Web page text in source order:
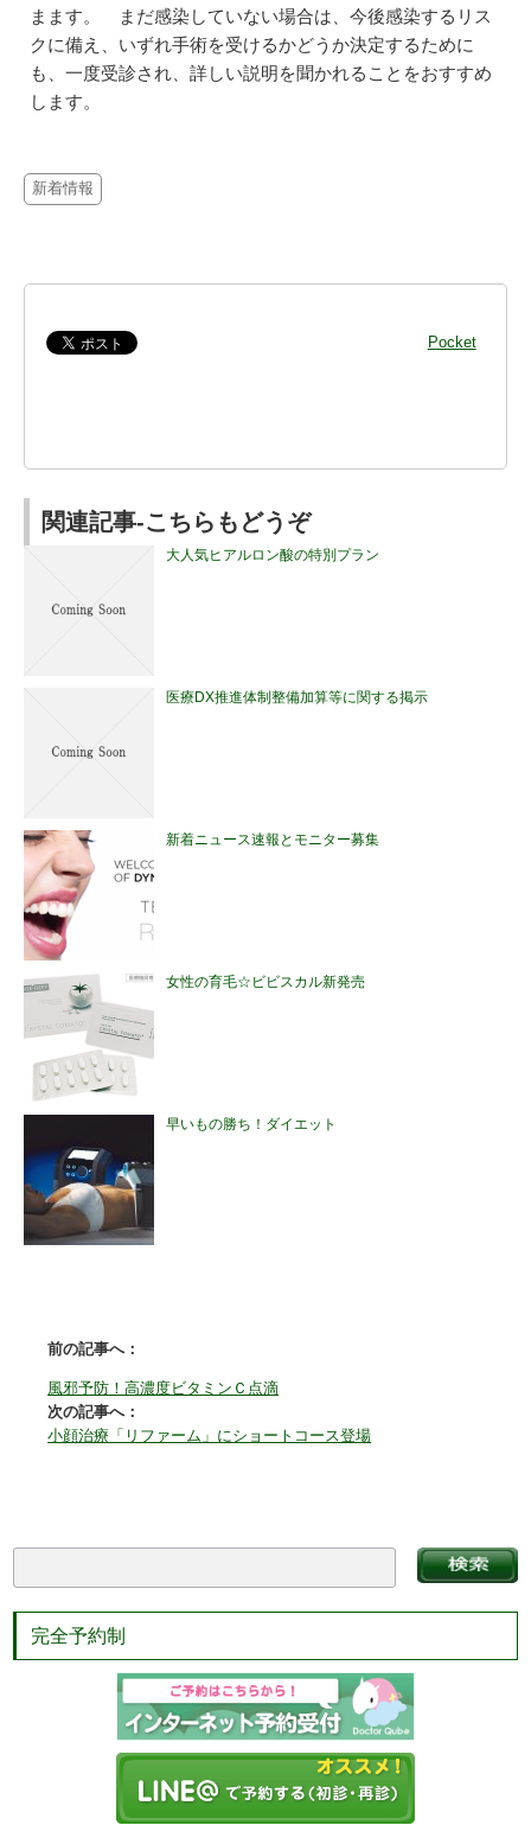
まます。 まだ感染していない場合は、今後感染するリス
クに備え、いずれ手術を受けるかどうか決定するために
も、一度受診され、詳しい説明を聞かれることをおすすめ
します。
新着情報
Pocket
関連記事-こちらもどうぞ
大人気ヒアルロン酸の特別プラン
医療DX推進体制整備加算等に関する掲示
新着ニュース速報とモニター募集
女性の育毛☆ビビスカル新発売
早いもの勝ち！ダイエット
前の記事へ：
風邪予防！高濃度ビタミンＣ点滴
次の記事へ：
小顔治療「リファーム」にショートコース登場
完全予約制